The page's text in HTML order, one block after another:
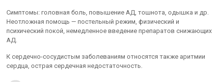
Симптомы: головная боль, повышение АД, тошнота, одышка и др.
Неотложная помощь — постельный режим, физический и
психический покой, немедленное введение препаратов снижающих
АД.
К сердечно-сосудистым заболеваниям относятся также аритмии
сердца, острая сердечная недостаточность.